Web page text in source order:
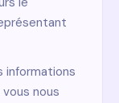
informations
nous